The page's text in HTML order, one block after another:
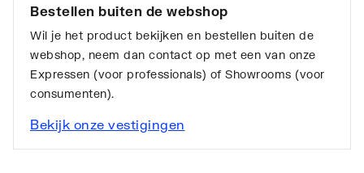
Bestellen buiten de webshop
Wil je het product bekijken en bestellen buiten de
webshop, neem dan contact op met een van onze
Expressen (voor professionals) of Showrooms (voor
consumenten).
Bekijk onze vestigingen